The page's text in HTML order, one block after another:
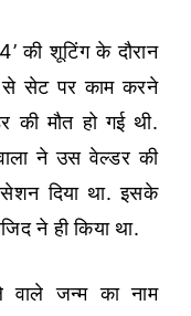
की शूटिंग के दौरान
सेट पर काम करने
की मौत हो गई थी.
ने उस वेल्डर की
दिया था. इसके
ने ही किया था.
जन्म का नाम